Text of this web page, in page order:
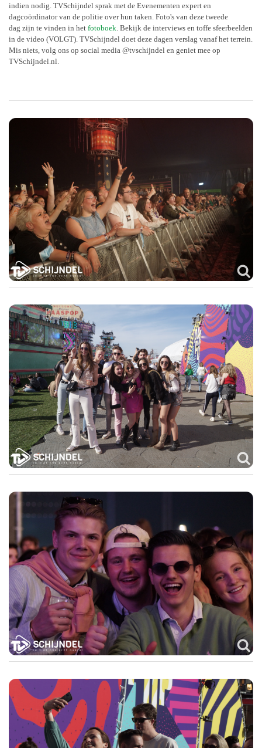
indien nodig. TVSchijndel sprak met de Evenementen expert en
dagcoördinator van de politie over hun taken. Foto's van deze tweede
dag zijn te vinden in het fotoboek Bekijk de interviews en toffe sfeerbeelden
in de video (VOLGT). TVSchijndel doet deze dagen verslag vanaf het terrein.
Mis niets, volg ons op social media @tvschijndel en geniet mee op
TVSchijndel.nl.